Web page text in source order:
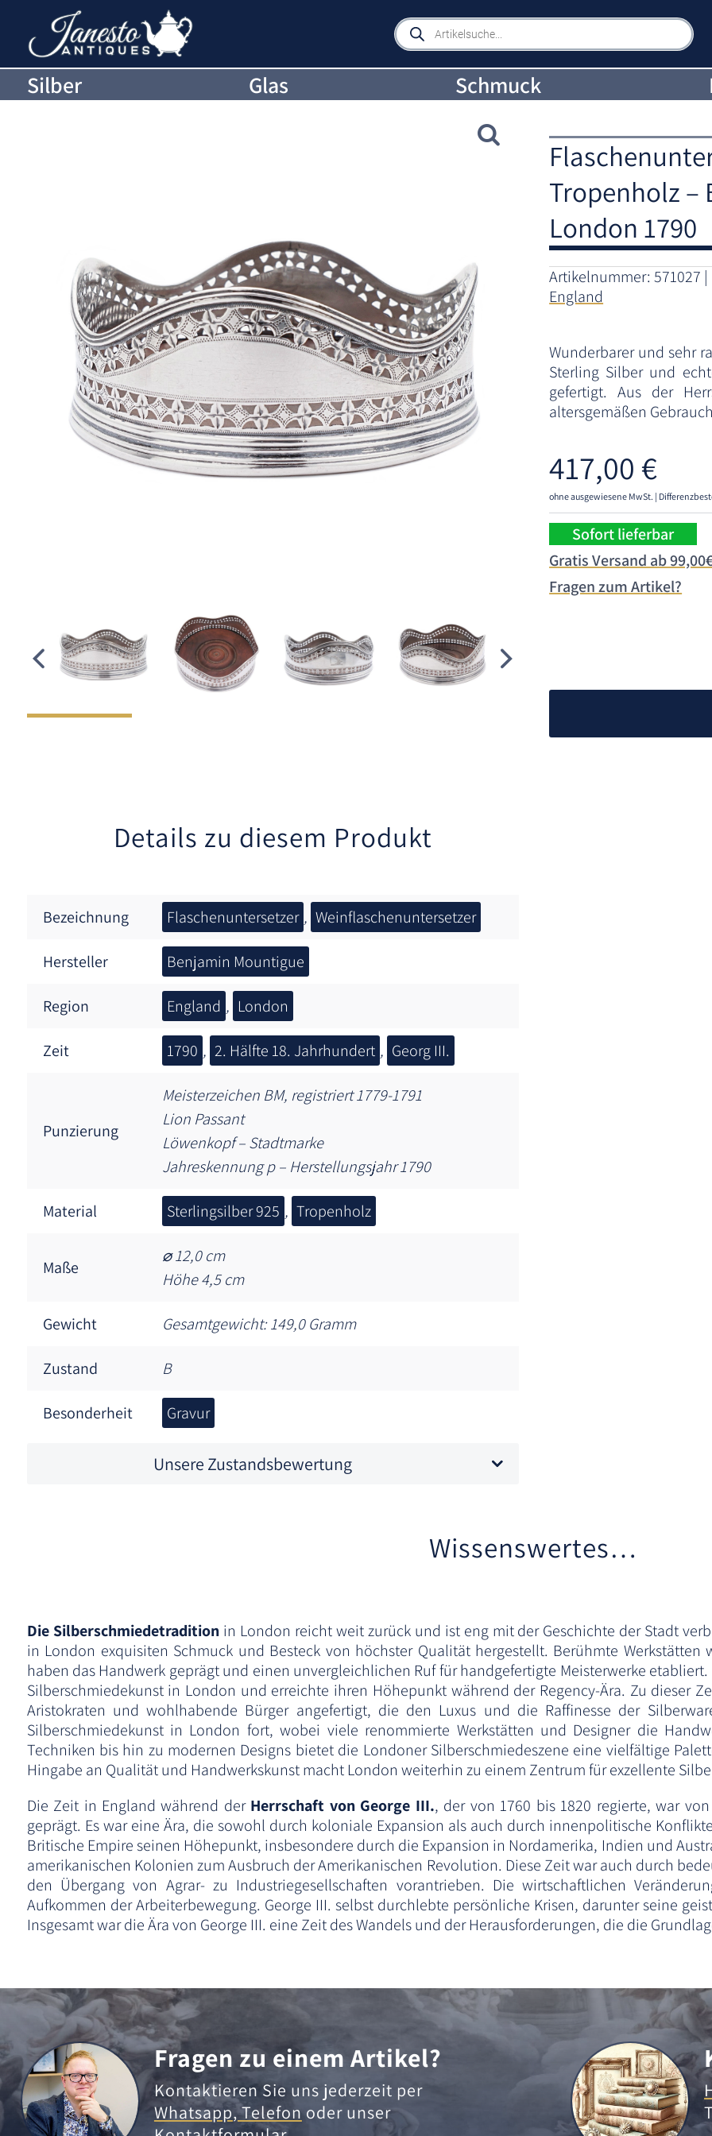
Products
search
Silber Glas Schmuck
Tropenholz –
London 1790
Artikelnummer:571027
England
Wunderbarer und sehr
Sterling Silber und
gefertigt. Aus der
altersgemäßen
417,00 €
ohne ausgewiesene MwSt. |
Sofort lieferbar
Gratis Versand ab
Fragen zum Artikel?
Details zu diesem Produkt
Bezeichnung Flaschenuntersetzer , Weinflaschenuntersetzer
Hersteller Benjamin Mountigue
Region England , London
Zeit 1790 , 2. Hälfte 18. Jahrhundert , Georg III.
Punzierung
Meisterzeichen BM, registriert 1779-1791
Lion Passant
Löwenkopf – Stadtmarke
Jahreskennung p – Herstellungsjahr 1790
Material Sterlingsilber 925 , Tropenholz
Maße
⌀ 12,0 cm
Höhe 4,5 cm
Gewicht Gesamtgewicht: 149,0 Gramm
Zustand B
Besonderheit Gravur
Unsere Zustandsbewertung
Wissenswertes…
Die Silberschmiedetraditionin London reicht weit zurück und ist eng mit der Geschichte der Stadt
in London exquisiten Schmuck und Besteck von höchster Qualität hergestellt. Berühmte
haben das Handwerk geprägt und einen unvergleichlichen Ruf für handgefertigte Meisterwerke
Silberschmiedekunst in London und erreichte ihren Höhepunkt während der Regency-Ära. Zu dieser
Aristokraten und wohlhabende Bürger angefertigt, die den Luxus und die Raffinesse der
Silberschmiedekunst in London fort, wobei viele renommierte Werkstätten und Designer die
Techniken bis hin zu modernen Designs bietet die Londoner Silberschmiedeszene eine vielfältige
Hingabe an Qualität und Handwerkskunst macht London weiterhin zu einem Zentrum für exzellente
Die Zeit in England während der Herrschaft von George III., der von 1760 bis 1820 regierte, war
geprägt. Es war eine Ära, die sowohl durch koloniale Expansion als auch durch innenpolitische
Britische Empire seinen Höhepunkt, insbesondere durch die Expansion in Nordamerika, Indien und
amerikanischen Kolonien zum Ausbruch der Amerikanischen Revolution. Diese Zeit war auch durch
den Übergang von Agrar- zu Industriegesellschaften vorantrieben. Die wirtschaftlichen
Aufkommen der Arbeiterbewegung. George III. selbst durchlebte persönliche Krisen, darunter seine
Insgesamt war die Ära von George III. eine Zeit des Wandels und der Herausforderungen, die die
Fragen zu einem Artikel?
Kontaktieren Sie uns jederzeit per
Whatsapp,Telefonoder unser